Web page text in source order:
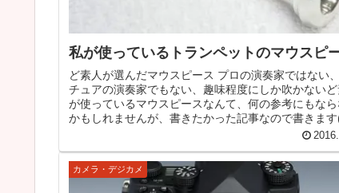
私が使っているトランペットのマウスピ
ど素人が選んだマウスピース プロの演奏家ではない
チュアの演奏家でもない、趣味程度にしか吹かないど
が使っているマウスピースなんて、何の参考にもな
かもしれませんが、書きたかった記事なので書きます
カメラ・デジカメ